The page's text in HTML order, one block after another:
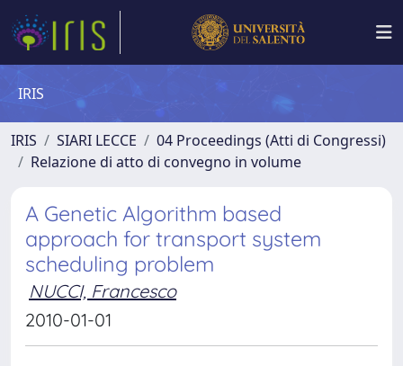
IRIS
IRIS SIARI LECCE
04 Proceedings (Atti di Congressi)
Relazione di atto di convegno in volume
A Genetic Algorithm based
approach for transport system
scheduling problem
NUCCI, Francesco
2010-01-01